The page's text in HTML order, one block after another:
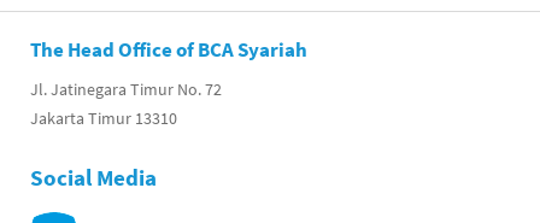
The Head Office of BCA Syariah
Jl. Jatinegara Timur No. 72
Jakarta Timur 13310
Social Media